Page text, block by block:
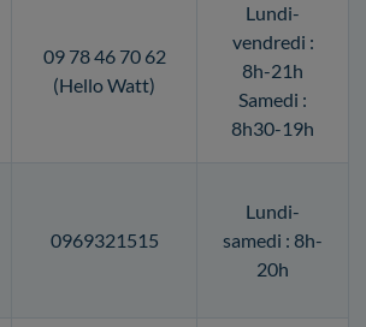
09 78 46 70 62
(Hello Watt)
Lundi-
vendredi :
8h-21h
Samedi :
8h30-19h
0969321515
Lundi-
samedi : 8h-
20h